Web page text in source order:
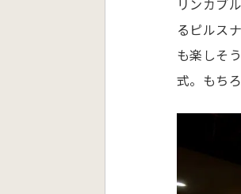
リンカブ
るピルス
も楽しそ
式。もち